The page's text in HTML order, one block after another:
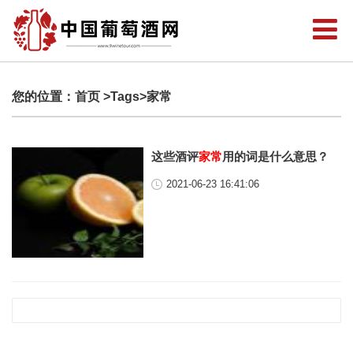
您的位置： 首页 >Tags>家常
这些酒评家常用的词是什么意思？
2021-06-23 16:41:06